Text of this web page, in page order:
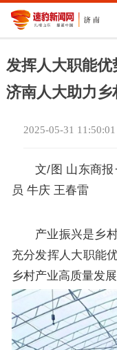
发挥人大职能
济南人大助力
2025-05-31 11:50:01
文/图 山东商
员 牛庆 王春雷
产业振兴是乡
充分发挥人大职能
乡村产业高质量发